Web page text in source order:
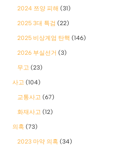
2024 쯔양 피해 (31)
2025 3대 특검 (22)
2025 비상계엄 탄핵 (146)
2026 부실선거 (3)
무고 (23)
사고 (104)
교통사고 (67)
화재사고 (12)
의혹 (73)
2023 마약 의혹 (34)